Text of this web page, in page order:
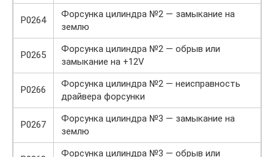
P0264
Форсунка цилиндра №2 — замыкание на
землю
P0265
Форсунка цилиндра №2 — обрыв или
замыкание на +12V
P0266
Форсунка цилиндра №2 — неисправность
драйвера форсунки
P0267
Форсунка цилиндра №3 — замыкание на
землю
Форсунка цилиндра №3 — обрыв или